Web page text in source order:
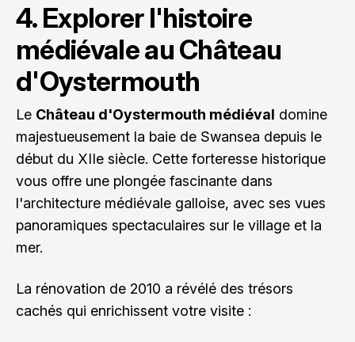
4. Explorer l'histoire
médiévale au Château
d'Oystermouth
Le Château d'Oystermouth médiéval domine
majestueusement la baie de Swansea depuis le
début du XIIe siècle. Cette forteresse historique
vous offre une plongée fascinante dans
l'architecture médiévale galloise, avec ses vues
panoramiques spectaculaires sur le village et la
mer.
La rénovation de 2010 a révélé des trésors
cachés qui enrichissent votre visite :